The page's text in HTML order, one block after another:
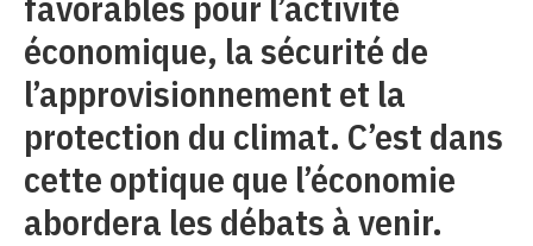
économique, la sécurité de
l’approvisionnement et la
protection du climat. C’est dans
cette optique que l’économie
abordera les débats à venir.